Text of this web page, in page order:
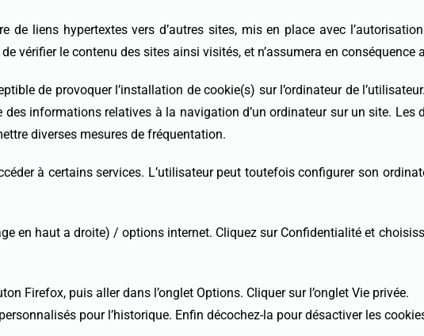
liens hypertextes vers d’autres sites, mis en place avec l’autorisation
vérifier le contenu des sites ainsi visités, et n’assumera en
de provoquer l’installation de cookie(s) sur l’ordinateur de
informations relatives à la navigation d’un ordinateur sur un site.
diverses mesures de fréquentation.
à certains services. L’utilisateur peut toutefois configurer son
en haut a droite) / options internet. Cliquez sur Confidentialité et
Firefox, puis aller dans l’onglet Options. Cliquer sur l’onglet Vie privée.
pour l’historique. Enfin décochez-la pour désactiver les